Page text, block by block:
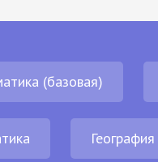
(базовая)
География